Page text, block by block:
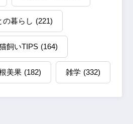
の暮らし (221)
飼いTIPS (164)
美果 (182) 雑学 (332)